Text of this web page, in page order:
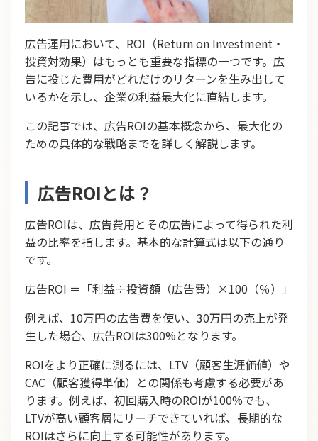
広告運用において、ROI（Return on Investment・
投資対効果）はもっとも重要な指標の一つです。広
告に投じた費用がどれだけのリターンを生み出して
いるかを示し、企業の利益最大化に直結します。
この記事では、広告ROIの基本概念から、最大化の
ための具体的な戦略までを詳しく解説します。
広告ROIとは？
広告ROIは、広告費用とその広告によって得られた利
益の比率を指します。基本的な計算式は以下の通り
です。
広告ROI ＝「利益÷投資額（広告費）×100（％）」
例えば、10万円の広告費を使い、30万円の売上が発
生した場合、広告ROIは300%となります。
ROIをより正確に測るには、LTV（顧客生涯価値）や
CAC（顧客獲得単価）との関係も考慮する必要があ
ります。例えば、初回購入時のROIが100%でも、
LTVが高い顧客層にリーチできていれば、長期的な
ROIはさらに向上する可能性があります。